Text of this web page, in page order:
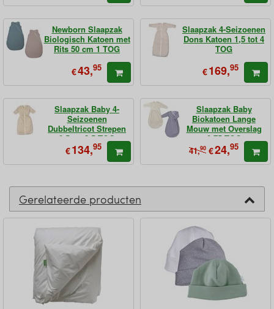
Newborn Slaapzak
Biologisch Katoen met
Rits 50 cm 1 TOG
€43,95
Slaapzak 4-Seizoenen
Dons Katoen 1,5 tot 4
TOG
€169,95
Slaapzak Baby 4-
Seizoenen
Dubbeltricot Strepen
0,5 tot 2,5 TOG
€134,95
Slaapzak Baby
Biokatoen Lange
Mouw met Overslag
0,75 TOG
41,90 €24,95
Gerelateerde producten